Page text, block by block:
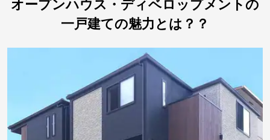
オープンハウス・ディベロップメントの
一戸建ての魅力とは？？